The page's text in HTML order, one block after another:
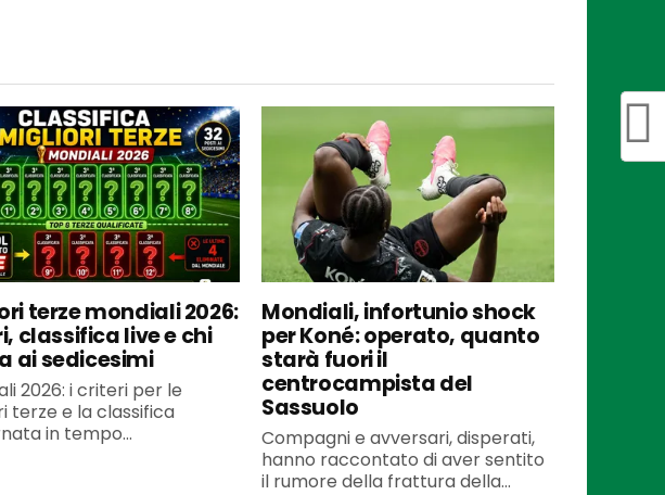
terze mondiali 2026:
classifica live e chi
ai sedicesimi
2026: i criteri per le
terze e la classifica
in tempo...
Mondiali, infortunio shock
per Koné: operato, quanto
starà fuori il
centrocampista del
Sassuolo
Compagni e avversari, disperati,
hanno raccontato di aver sentito
il rumore della frattura della...